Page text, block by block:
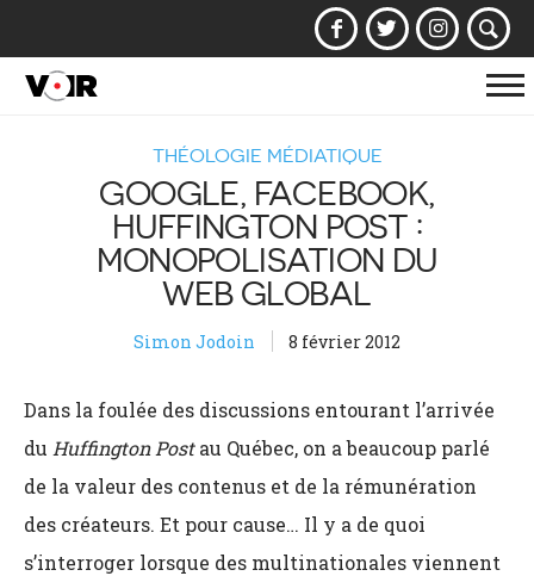
THÉOLOGIE MÉDIATIQUE
GOOGLE, FACEBOOK,
HUFFINGTON POST :
MONOPOLISATION DU
WEB GLOBAL
Simon Jodoin 8 février 2012
Dans la foulée des discussions entourant l’arrivée
du Huffington Postau Québec, on a beaucoup parlé
de la valeur des contenus et de la rémunération
des créateurs. Et pour cause… Il y a de quoi
s’interroger lorsque des multinationales viennent